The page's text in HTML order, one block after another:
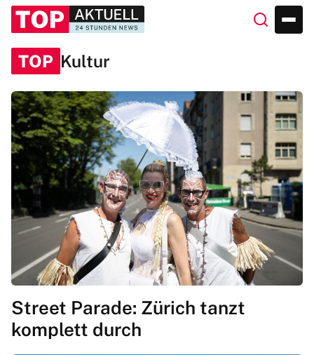
TOP Kultur
Street Parade: Zürich tanzt
komplett durch